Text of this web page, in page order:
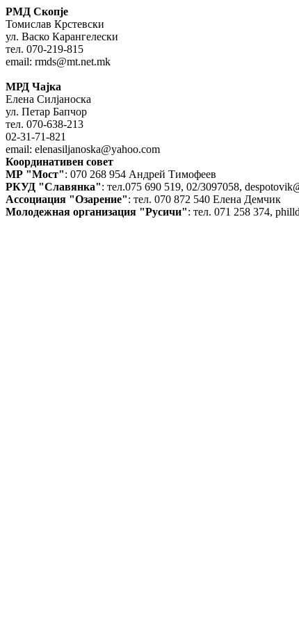
РМД Скопје
Томислав Крстевски
ул. Васко Карангелески
тел. 070-219-815
email: rmds@mt.net.mk
МРД Чајка
Елена Силјаноска
ул. Петар Бапчор
тел. 070-638-213
02-31-71-821
email: elenasiljanoska@yahoo.com
Координативен совет
МР "Мост": 070 268 954 Андрей Тимофеев
РКУД "Славянка": тел.075 690 519, 02/3097058,
Ассоциация "Озарение": тел. 070 872 540 Елена Демчик
Молодежная организация "Русичи": тел. 071 258 374,